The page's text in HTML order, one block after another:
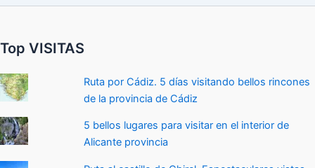
Top VISITAS
Ruta por Cádiz. 5 días visitando bellos rincones
de la provincia de Cádiz
5 bellos lugares para visitar en el interior de
Alicante provincia